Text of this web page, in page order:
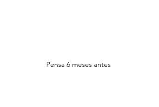
Pensa 6 meses antes